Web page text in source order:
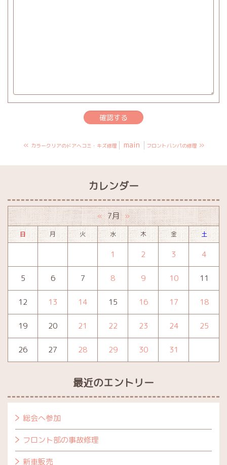
« カラークリアのドアヘコミ・キズ修理 main フロントバンパの修理 »
カレンダー
« 7月 »
日 月 火 水 木 金 土
1 2 3 4
5 6 7 8 9 10 11
12 13 14 15 16 17 18
19 20 21 22 23 24 25
26 27 28 29 30 31
最近のエントリー
総会へ参加
フロント部の事故修理
新車販売